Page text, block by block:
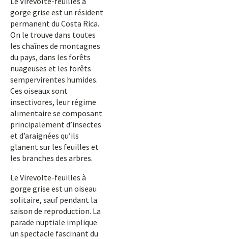
gorge grise est un résident
permanent du Costa Rica.
On le trouve dans toutes
les chaînes de montagnes
du pays, dans les forêts
nuageuses et les forêts
sempervirentes humides.
Ces oiseaux sont
insectivores, leur régime
alimentaire se composant
principalement d’insectes
et d’araignées qu’ils
glanent sur les feuilles et
les branches des arbres.
Le Virevolte-feuilles à
gorge grise est un oiseau
solitaire, sauf pendant la
saison de reproduction. La
parade nuptiale implique
un spectacle fascinant du